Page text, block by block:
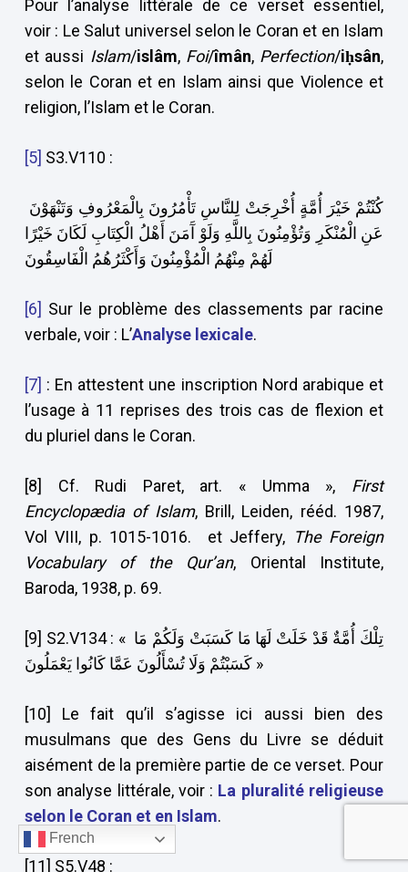
Pour l’analyse littérale de ce verset essentiel,
voir : Le Salut universel selon le Coran et en Islam
et aussi Islam/islâm, Foi/îmân, Perfection/iḥsân,
selon le Coran et en Islam ainsi que Violence et
religion, l’Islam et le Coran.
[5] S3.V110 :
عَنِ الْمُنْكَرِ وَتُؤْمِنُونَ بِاللَّهِ وَلَوْ آَمَنَ أَهْلُ الْكِتَابِ لَكَانَ خَيْرًا
لَهُمْ مِنْهُمُ الْمُؤْمِنُونَ وَأَكْثَرُهُمُ الْفَاسِقُونَ
[6] Sur le problème des classements par racine
verbale, voir : L’Analyse lexicale.
[7] : En attestent une inscription Nord arabique et
l’usage à 11 reprises des trois cas de flexion et
du pluriel dans le Coran.
[8] Cf. Rudi Paret, art. « Umma », First
Encyclopædia of Islam, Brill, Leiden, rééd. 1987,
Vol VIII, p. 1015-1016. et Jeffery, The Foreign
Vocabulary of the Qur’an, Oriental Institute,
Baroda, 1938, p. 69.
[9] S2.V134 : « تِلْكَ أُمَّةٌ قَدْ خَلَتْ لَهَا مَا كَسَبَتْ وَلَكُمْ مَا
كَسَبْتُمْ وَلَا تُسْأَلُونَ عَمَّا كَانُوا يَعْمَلُونَ »
[10] Le fait qu’il s’agisse ici aussi bien des
musulmans que des Gens du Livre se déduit
aisément de la première partie de ce verset. Pour
son analyse littérale, voir : La pluralité religieuse
selon le Coran et en Islam.
[11] S5.V48 :
French